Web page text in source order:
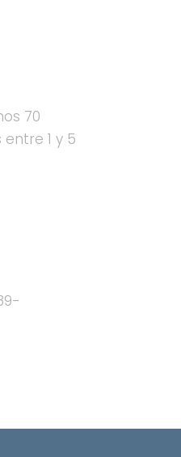
70
1 y 5